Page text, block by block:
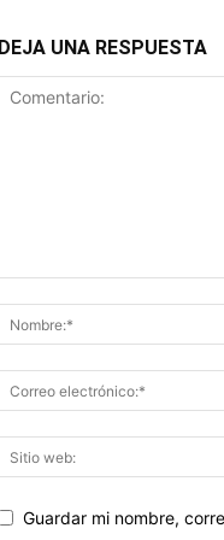
DEJA UNA RESPUESTA
Guardar mi nombre,